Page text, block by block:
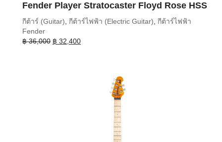
Fender Player Stratocaster Floyd Rose HSS
กีต้าร์ (Guitar) กีต้าร์ไฟฟ้า (Electric Guitar) กีต้าร์ไฟฟ้า
Fender
฿36,000 Original
฿ 32,400Current